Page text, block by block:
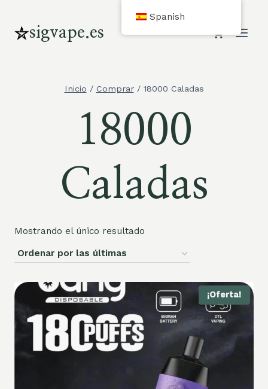
Contenidosigvape.es
Inicio / Comprar / 18000 Caladas
18000
Caladas
Mostrando el único resultado
¡Oferta!
Spanish